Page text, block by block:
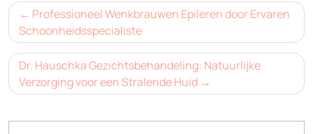
Bericht
navigatie
Professioneel Wenkbrauwen Epileren door Ervaren
Schoonheidsspecialiste
Dr. Hauschka Gezichtsbehandeling: Natuurlijke
Verzorging voor een Stralende Huid